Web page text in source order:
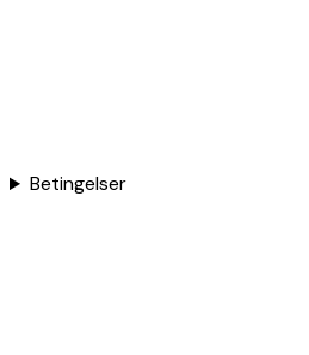
Betingelser